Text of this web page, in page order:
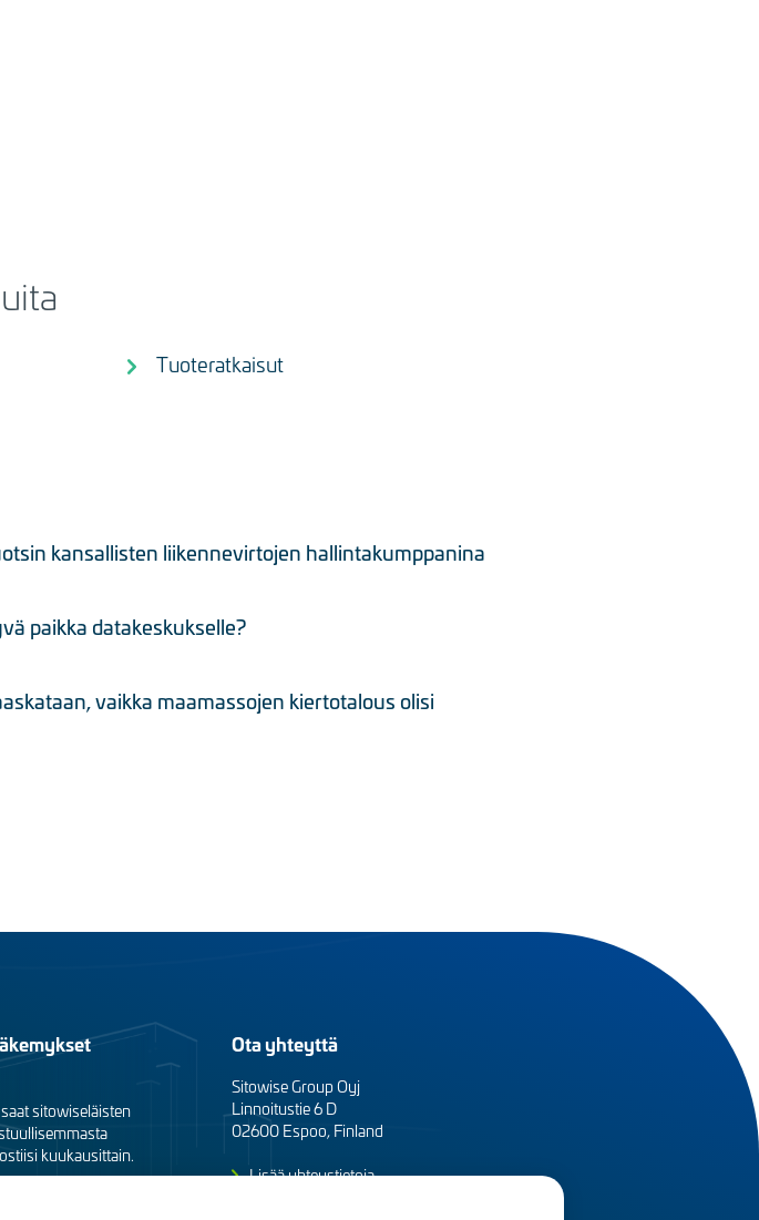
Tuoteratkaisut
kansallisten liikennevirtojen hallintakumppanina
paikka datakeskukselle?
vaikka maamassojen kiertotalous olisi
sitowiseläisten
kuukausittain.
Ota yhteyttä
Sitowise Group Oyj
Linnoitustie 6 D
02600 Espoo, Finland
Lisää yhteystietoja